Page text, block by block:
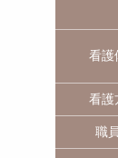
看護
看護
職